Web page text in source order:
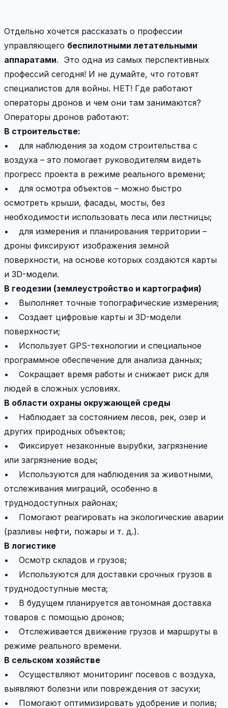
Отдельно хочется рассказать о профессии
управляющего беспилотными летательными
аппаратами. Это одна из самых перспективных
профессий сегодня! И не думайте, что готовят
специалистов для войны. НЕТ! Где работают
операторы дронов и чем они там занимаются?
Операторы дронов работают:
В строительстве:
• для наблюдения за ходом строительства с
воздуха – это помогает руководителям видеть
прогресс проекта в режиме реального времени;
• для осмотра объектов – можно быстро
осмотреть крыши, фасады, мосты, без
необходимости использовать леса или лестницы;
• для измерения и планирования территории –
дроны фиксируют изображения земной
поверхности, на основе которых создаются карты
и 3D-модели.
В геодезии (землеустройство и картография)
• Выполняет точные топографические измерения;
• Создает цифровые карты и 3D-модели
поверхности;
• Использует GPS-технологии и специальное
программное обеспечение для анализа данных;
• Сокращает время работы и снижает риск для
людей в сложных условиях.
В области охраны окружающей среды
• Наблюдает за состоянием лесов, рек, озер и
других природных объектов;
• Фиксирует незаконные вырубки, загрязнение
или загрязнение воды;
• Используются для наблюдения за животными,
отслеживания миграций, особенно в
труднодоступных районах;
• Помогают реагировать на экологические аварии
(разливы нефти, пожары и т. д.).
В логистике
• Осмотр складов и грузов;
• Используются для доставки срочных грузов в
труднодоступные места;
• В будущем планируется автономная доставка
товаров с помощью дронов;
• Отслеживается движение грузов и маршруты в
режиме реального времени.
В сельском хозяйстве
• Осуществляют мониторинг посевов с воздуха,
выявляют болезни или повреждения от засухи;
• Помогают оптимизировать удобрение и полив;